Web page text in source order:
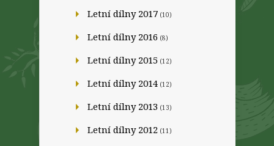
Letní dílny 2017 (10)
Letní dílny 2016 (8)
Letní dílny 2015 (12)
Letní dílny 2014 (12)
Letní dílny 2013 (13)
Letní dílny 2012 (11)